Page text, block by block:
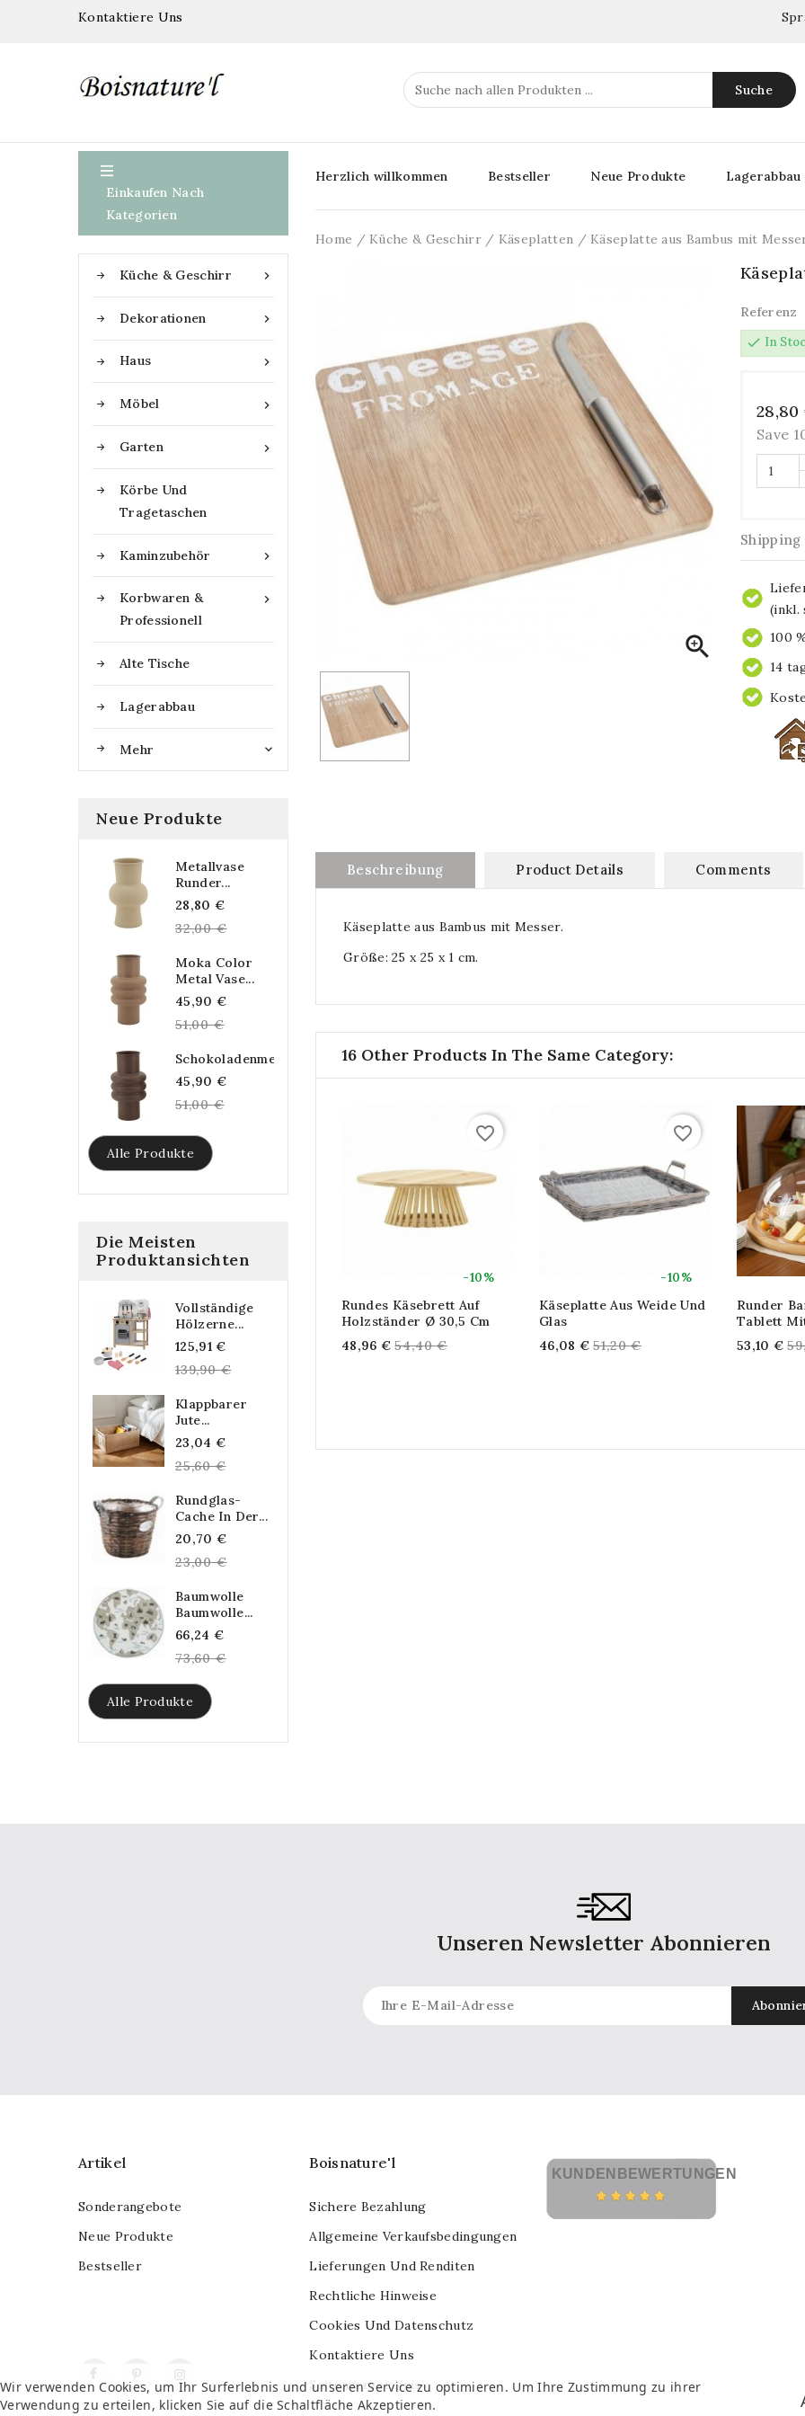
Kontaktiere Uns
Suche

Einkaufen Nach
Kategorien

Küche & Geschirr

Dekorationen

Haus

Möbel

Garten
Körbe Und
Tragetaschen

Kaminzubehör

Korbwaren &
Professionell
Alte Tische
Lagerabbau
Mehr 
Neue Produkte
Metallvase
Runder...
28,80 €
price
32,00 €
Moka Color
Metal Vase...
45,90 €
51,00 €
Schokoladenmetallvase...
45,90 €
51,00 €
Alle Produkte
Die Meisten
Produktansichten
Vollständige
Hölzerne...
125,91 €
price
139,90 €
Klappbarer
Jute...
23,04 €
price
25,60 €
Rundglas-
Cache In Der...
20,70 €
price
23,00 €
Baumwolle
Baumwolle...
66,24 €
price
73,60 €
Alle Produkte
Herzlich willkommen Bestseller Neue Produkte Lagerabbau
Home Küche & Geschirr Käseplatten Käseplatte aus Bambus mit

Referenz
check In
28,80
Save
Shipping
(inkl.
100
14
Beschreibung Product Details Comments
Käseplatte aus Bambus mit Messer.
Größe: 25 x 25 x 1 cm.
16 Other Products In The Same Category:
-10%
favorite_border
Rundes Käsebrett Auf
Holzständer Ø 30,5 Cm
48,96 € Regular
54,40 €
-10%
favorite_border
Käseplatte Aus Weide Und
Glas
46,08 € Regular
51,20 €
Runder
Tablett
53,10 €
Unseren Newsletter Abonnieren
FacebookPinterest
Artikel
Sonderangebote
Neue Produkte
Bestseller
Boisnature'l
Sichere Bezahlung
Allgemeine Verkaufsbedingungen
Lieferungen Und Renditen
Rechtliche Hinweise
Cookies Und Datenschutz
Kontaktiere Uns
Seitenverzeichnis
Wir verwenden Cookies, um Ihr Surferlebnis und unseren Service zu optimieren. Um Ihre Zustimmung zu ihrer
Verwendung zu erteilen, klicken Sie auf die Schaltfläche Akzeptieren.
KUNDENBEWERTUNGEN